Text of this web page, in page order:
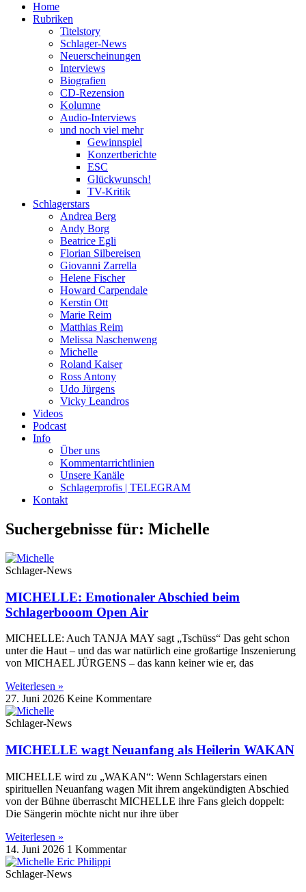
Home
Rubriken
Titelstory
Schlager-News
Neuerscheinungen
Interviews
Biografien
CD-Rezension
Kolumne
Audio-Interviews
und noch viel mehr
Gewinnspiel
Konzertberichte
ESC
Glückwunsch!
TV-Kritik
Schlagerstars
Andrea Berg
Andy Borg
Beatrice Egli
Florian Silbereisen
Giovanni Zarrella
Helene Fischer
Howard Carpendale
Kerstin Ott
Marie Reim
Matthias Reim
Melissa Naschenweng
Michelle
Roland Kaiser
Ross Antony
Udo Jürgens
Vicky Leandros
Videos
Podcast
Info
Über uns
Kommentarrichtlinien
Unsere Kanäle
Schlagerprofis | TELEGRAM
Kontakt
Suchergebnisse für: Michelle
Schlager-News
MICHELLE: Emotionaler Abschied beim
Schlagerbooom Open Air
MICHELLE: Auch TANJA MAY sagt „Tschüss“ Das geht schon
unter die Haut – und das war natürlich eine großartige Inszenierung
von MICHAEL JÜRGENS – das kann keiner wie er, das
Weiterlesen »
27. Juni 2026 Keine Kommentare
Schlager-News
MICHELLE wagt Neuanfang als Heilerin WAKAN
MICHELLE wird zu „WAKAN“: Wenn Schlagerstars einen
spirituellen Neuanfang wagen Mit ihrem angekündigten Abschied
von der Bühne überrascht MICHELLE ihre Fans gleich doppelt:
Die Sängerin möchte nicht nur ihre über
Weiterlesen »
14. Juni 2026 1 Kommentar
Schlager-News